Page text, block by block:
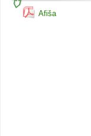
Afiša